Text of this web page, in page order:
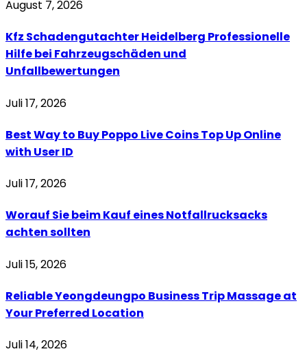
August 7, 2026
Kfz Schadengutachter Heidelberg Professionelle
Hilfe bei Fahrzeugschäden und
Unfallbewertungen
Juli 17, 2026
Best Way to Buy Poppo Live Coins Top Up Online
with User ID
Juli 17, 2026
Worauf Sie beim Kauf eines Notfallrucksacks
achten sollten
Juli 15, 2026
Reliable Yeongdeungpo Business Trip Massage at
Your Preferred Location
Juli 14, 2026